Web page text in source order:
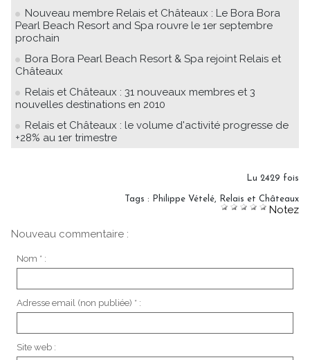
Nouveau membre Relais et Châteaux : Le Bora Bora
Pearl Beach Resort and Spa rouvre le 1er septembre
prochain
Bora Bora Pearl Beach Resort & Spa rejoint Relais et
Châteaux
Relais et Châteaux : 31 nouveaux membres et 3
nouvelles destinations en 2010
Relais et Châteaux : le volume d'activité progresse de
+28% au 1er trimestre
Lu 2429 fois
Tags : Philippe Vételé, Relais et Châteaux
Notez
Nouveau commentaire :
Nom * :
Adresse email (non publiée) * :
Site web :